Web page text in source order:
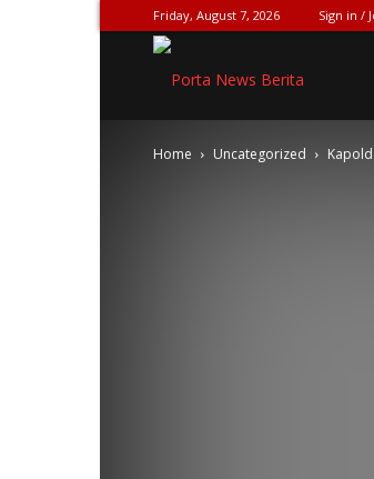
Friday, August 7, 2026 Sign in /
Home Uncategorized